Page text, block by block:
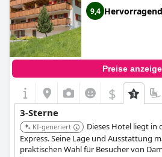
9,4 Hervorragend
Preise
$
3-Sterne
KI-generiert
Dieses Hotel liegt in
Express. Seine Lage und Ausstattung
praktischen Wahl für Besucher von